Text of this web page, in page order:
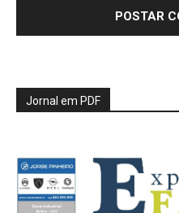
Jornal em PDF